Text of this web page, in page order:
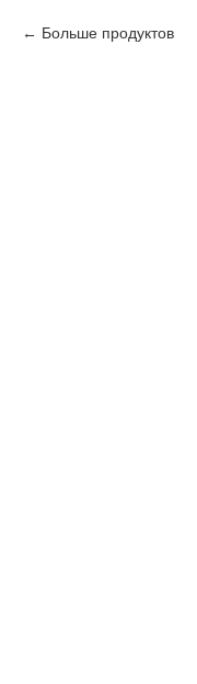
Больше продуктов